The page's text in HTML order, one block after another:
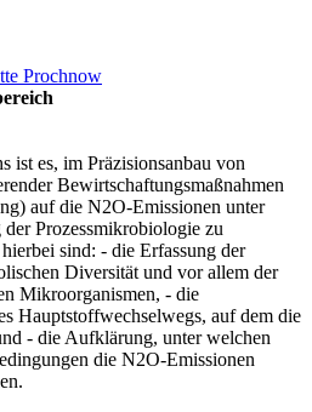
Prochnow
ist es, im Präzisionsanbau von
Bewirtschaftungsmaßnahmen
auf die N2O-Emissionen unter
Prozessmikrobiologie zu
sind: - die Erfassung der
Diversität und vor allem der
Mikroorganismen, - die
Hauptstoffwechselwegs, auf dem die
- die Aufklärung, unter welchen
die N2O-Emissionen